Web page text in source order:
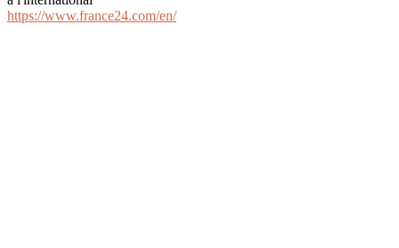
https://www.france24.com/en/